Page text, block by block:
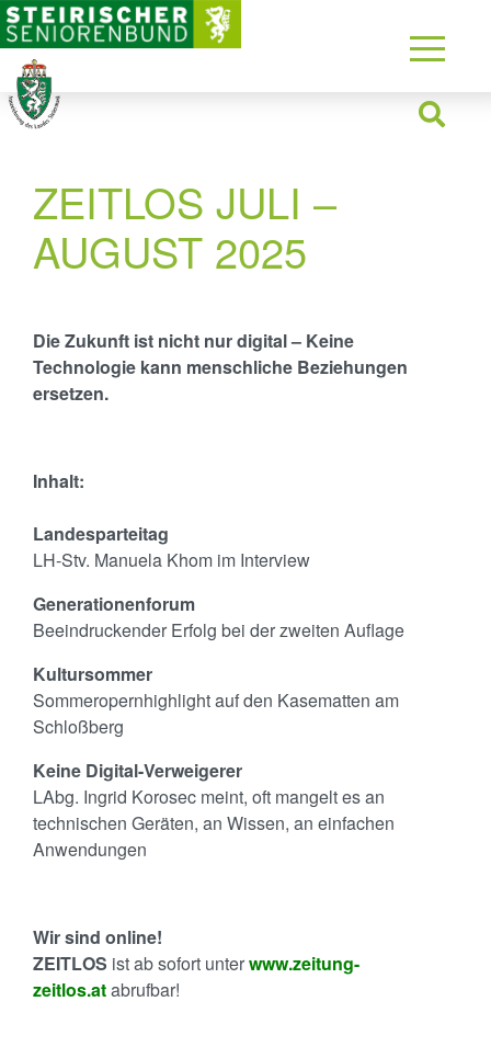
ZEITLOS JULI –
AUGUST 2025
Die Zukunft ist nicht nur digital – Keine
Technologie kann menschliche Beziehungen
ersetzen.
Inhalt:
Landesparteitag
LH-Stv. Manuela Khom im Interview
Generationenforum
Beeindruckender Erfolg bei der zweiten Auflage
Kultursommer
Sommeropernhighlight auf den Kasematten am
Schloßberg
Keine Digital-Verweigerer
LAbg. Ingrid Korosec meint, oft mangelt es an
technischen Geräten, an Wissen, an einfachen
Anwendungen
Wir sind online!
ZEITLOS ist ab sofort unterwww.zeitung-
zeitlos.atabrufbar!